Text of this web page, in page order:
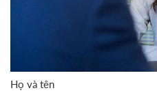
Họ và tên